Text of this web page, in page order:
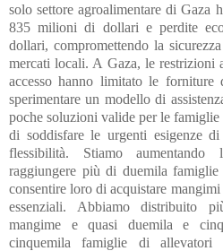
solo settore agroalimentare di Gaza
835 milioni di dollari e perdite
dollari, compromettendo la
mercati locali. A Gaza, le
accesso hanno limitato le
sperimentare un modello di
poche soluzioni valide per le
di soddisfare le urgenti esigenze
flessibilità. Stiamo aumentando
raggiungere più di duemila
consentire loro di acquistare
essenziali. Abbiamo distribuito
mangime e quasi duemila e
cinquemila famiglie di